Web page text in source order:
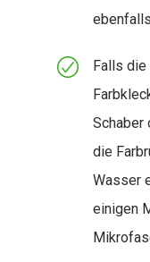
Falls
Schaber
die
Wasser
einigen